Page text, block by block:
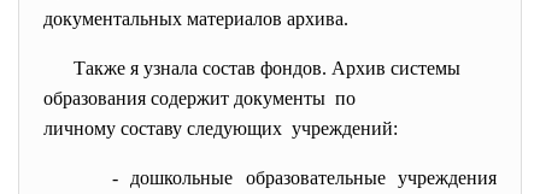
документальных материалов архива.
Также я узнала состав фондов. Архив системы
образования содержит документы по
личному составу следующих учреждений:
- дошкольные образовательные учреждения